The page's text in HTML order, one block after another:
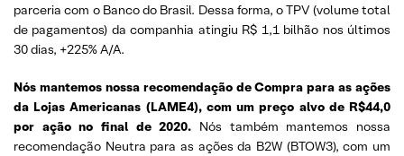
parceria com o Banco do Brasil. Dessa forma, o TPV (volume total
de pagamentos) da companhia atingiu R$ 1,1 bilhão nos últimos
30 dias, +225% A/A.
Nós mantemos nossa recomendação de Compra para as ações
da Lojas Americanas (LAME4), com um preço alvo de R$44,0
por ação no final de 2020. Nós também mantemos nossa
recomendação Neutra para as ações da B2W (BTOW3), com um